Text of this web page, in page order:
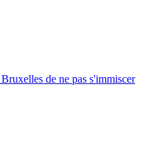
de ne pas s'immiscer